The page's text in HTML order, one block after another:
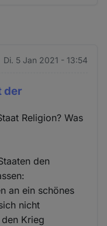
Di. 5 Jan 2021 - 13:54
der
Religion? Was
den
an ein schönes
nicht
Krieg